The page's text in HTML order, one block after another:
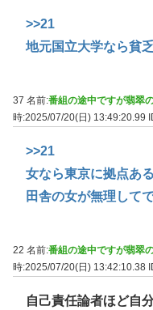
>>21
地元国立大学なら貧
37 名前:番組の途中ですが翡翠
時:2025/07/20(日) 13:49:20.99
>>21
女なら東京に拠点あ
田舎の女が無理して
22 名前:番組の途中ですが翡翠
時:2025/07/20(日) 13:42:10.38
自己責任論者ほど自